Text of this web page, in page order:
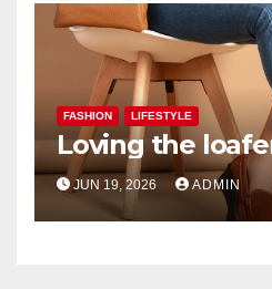
FASHION LIFESTYLE
Loving the
JUN 19, 2026 ADMIN